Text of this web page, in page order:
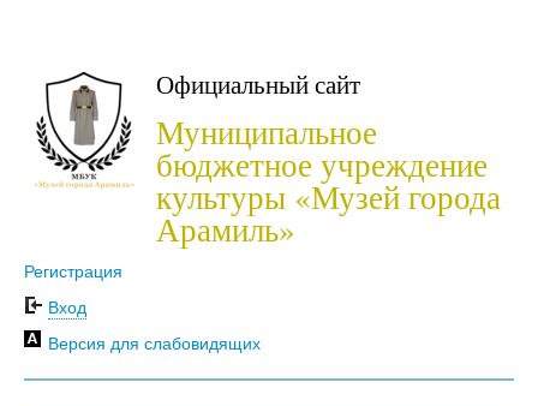
Официальный сайт
Муниципальное
бюджетное учреждение
культуры «Музей города
Арамиль»
Регистрация
Вход
Версия для слабовидящих